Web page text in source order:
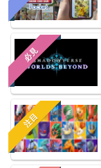
必見
注目